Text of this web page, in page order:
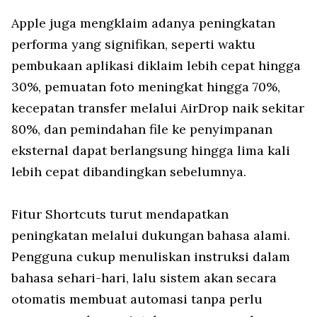
Apple juga mengklaim adanya peningkatan
performa yang signifikan, seperti waktu
pembukaan aplikasi diklaim lebih cepat hingga
30%, pemuatan foto meningkat hingga 70%,
kecepatan transfer melalui AirDrop naik sekitar
80%, dan pemindahan file ke penyimpanan
eksternal dapat berlangsung hingga lima kali
lebih cepat dibandingkan sebelumnya.
Fitur Shortcuts turut mendapatkan
peningkatan melalui dukungan bahasa alami.
Pengguna cukup menuliskan instruksi dalam
bahasa sehari-hari, lalu sistem akan secara
otomatis membuat automasi tanpa perlu